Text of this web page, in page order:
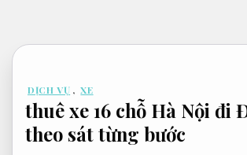
nội
DỊCH VỤ , XE
thuê xe 16 chỗ Hà Nội đi
theo sát từng bước